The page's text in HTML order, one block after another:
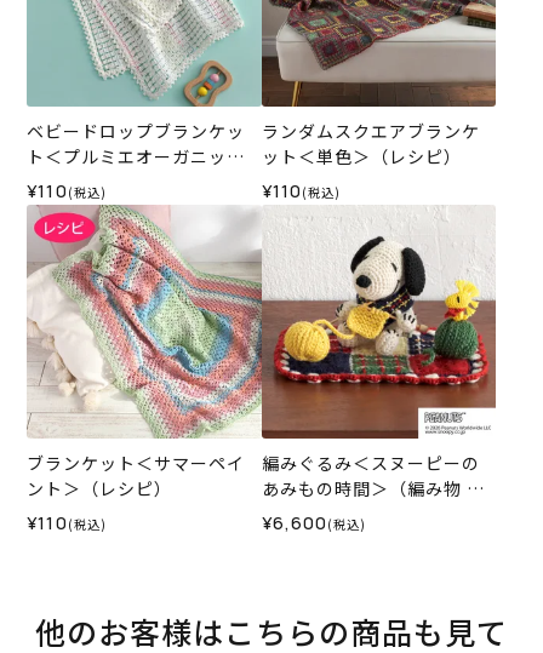
ベビードロップブランケッ
ト＜プルミエオーガニック
コットン＞（レシピ）
¥110 (税込)
ランダムスクエアブランケ
ット＜単色＞（レシピ）
¥110 (税込)
ブランケット＜サマーペイ
ント＞（レシピ）
¥110 (税込)
編みぐるみ＜スヌーピーの
あみもの時間＞（編み物 材
料セット）
¥6,600 (税込)
他のお客様はこちらの商品も見て